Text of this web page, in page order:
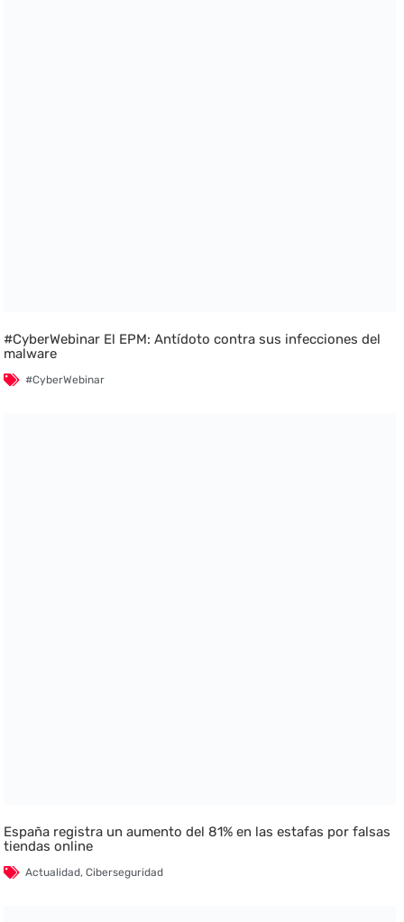
#CyberWebinar El EPM: Antídoto contra sus infecciones del
malware
#CyberWebinar
España registra un aumento del 81% en las estafas por falsas
tiendas online
Actualidad,Ciberseguridad